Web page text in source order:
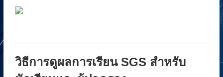
วิธีการดูผลการเรียน SGS สำหรับ